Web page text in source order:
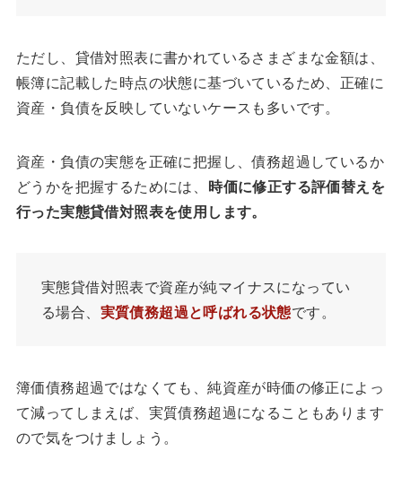
ただし、貸借対照表に書かれているさまざまな金額は、
帳簿に記載した時点の状態に基づいているため、正確に
資産・負債を反映していないケースも多いです。
資産・負債の実態を正確に把握し、債務超過しているか
どうかを把握するためには、 時価に修正する評価替えを
行った実態貸借対照表を使用します。
実態貸借対照表で資産が純マイナスになってい
る場合、 実質債務超過と呼ばれる状態です。
簿価債務超過ではなくても、純資産が時価の修正によっ
て減ってしまえば、実質債務超過になることもあります
ので気をつけましょう。